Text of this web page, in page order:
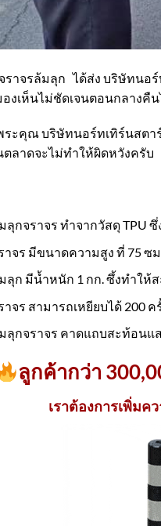
ราจรล้มลุก ได้ส่ง บริษัทนอ
งเห็นไม่ชัดเจนตอนกลางคื
ะคุณ บริษัทนอร์ทเทิร์นสตา
ตลาดจะไม่ทำให้ผิดหวังครับ
ลุกจราจร ทำจากวัสดุ TPU
าจร มีขนาดความสูง ที่ 75
ลุก มีน้ำหนัก 1 กก. ซึ้งทำให้
าจร สามารถเหยียบได้ 200
ลุกจราจร คาดแถบสะท้อนแ
ลูกค้ากว่า
เราต้องการเพิ่ม